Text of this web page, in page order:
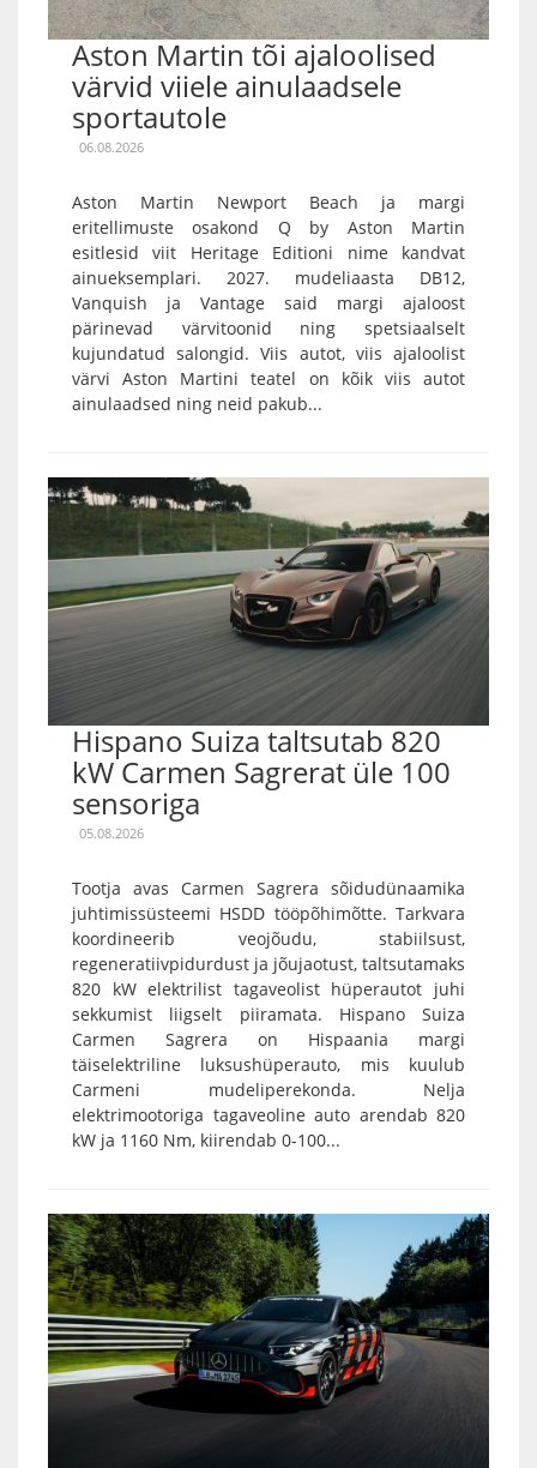
Aston Martin tõi ajaloolised
värvid viiele ainulaadsele
sportautole
06.08.2026
Aston Martin Newport Beach ja margi
eritellimuste osakond Q by Aston Martin
esitlesid viit Heritage Editioni nime kandvat
ainueksemplari. 2027. mudeliaasta DB12,
Vanquish ja Vantage said margi ajaloost
pärinevad värvitoonid ning spetsiaalselt
kujundatud salongid. Viis autot, viis ajaloolist
värvi Aston Martini teatel on kõik viis autot
ainulaadsed ning neid pakub...
Hispano Suiza taltsutab 820
kW Carmen Sagrerat üle 100
sensoriga
05.08.2026
Tootja avas Carmen Sagrera sõidudünaamika
juhtimissüsteemi HSDD tööpõhimõtte. Tarkvara
koordineerib veojõudu, stabiilsust,
regeneratiivpidurdust ja jõujaotust, taltsutamaks
820 kW elektrilist tagaveolist hüperautot juhi
sekkumist liigselt piiramata. Hispano Suiza
Carmen Sagrera on Hispaania margi
täiselektriline luksushüperauto, mis kuulub
Carmeni mudeliperekonda. Nelja
elektrimootoriga tagaveoline auto arendab 820
kW ja 1160 Nm, kiirendab 0-100...